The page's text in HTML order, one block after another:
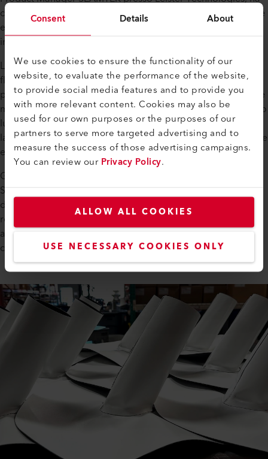
Consent Details About
We use cookies to ensure the functionality of our
website, to evaluate the performance of the website,
to provide social media features and to provide you
with more relevant content. Cookies may also be
used for our own purposes or the purposes of our
partners to serve more targeted advertising and to
measure the success of those advertising campaigns.
You can review ourPrivacy Policy.
ALLOW ALL COOKIES
USE NECESSARY COOKIES ONLY
collaborato con Cody Cox, responsabile della progettazione
e della produzione presso Flashing Warehouse, per
individuare una soluzione su misura per l'applicazione.
L'azienda ha scelto il modello SEAMTEK 900AT per la
flessibilità del suo design e per le prestazioni di saldatura di
precisione. Il sistema è stato configurato con ruote in silicone
montate sul lato destro del braccio del piedistallo e un ugello
lungo 25 mm. Questa configurazione crea ulteriore spazio di
lavoro e consente agli operatori di realizzare curve più strette
e forme complesse in modo più efficiente.
Grazie al suo design versatile, le ruote di avanzamento della
SEAMTEK 900AT possono essere montate su entrambi i lati
del braccio del piedistallo. Questa flessibilità permette di
realizzare manicotti lineari per tubazioni, angoli esterni, coni
aperti e chiusi di grandi dimensioni in membrane per
coperture in TPO e PVC